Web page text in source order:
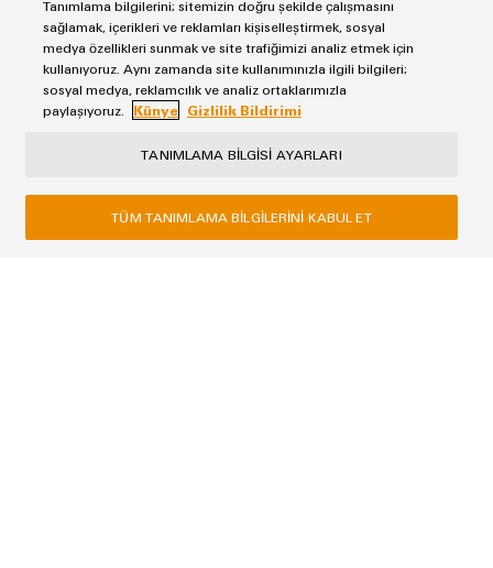
Bize ister bir cihaz geliştirici, ister ürün yöneticisi, isterse alıcı
olarak gelin, size verimlilik, hız ve uyarlanmış çözümler taahhüt
ediyoruz. Weidmüller, PCB konnektörler ve PCB terminaller için
güvenebilirsiniz. Sizinle birlikte çalışarak gereksinimlerinizi
karşılayan ürünleri bulacağız.
Tanımlama bilgilerini; sitemizin doğru şekilde çalışmasını
sağlamak, içerikleri ve reklamları kişiselleştirmek, sosyal
medya özellikleri sunmak ve site trafiğimizi analiz etmek için
kullanıyoruz. Aynı zamanda site kullanımınızla ilgili bilgileri;
sosyal medya, reklamcılık ve analiz ortaklarımızla
paylaşıyoruz.
Künye Gizlilik Bildirimi
TANIMLAMA BILGISI AYARLARI
TÜM TANIMLAMA BILGILERINI KABUL ET